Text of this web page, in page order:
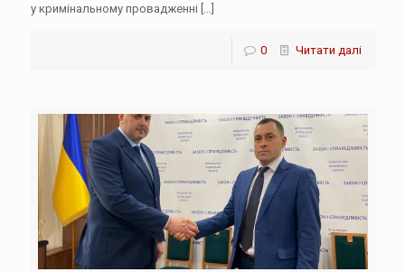
у кримінальному провадженні
0 Читати далі